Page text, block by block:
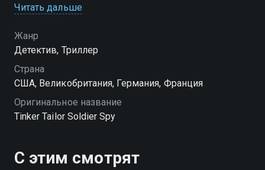
обнаружить его непросто. Для выявления "крота"
Читать дальше
Жанр
Детектив, Триллер
Страна
США, Великобритания, Германия, Франция
Оригинальное название
Tinker Tailor Soldier Spy
С этим смотрят